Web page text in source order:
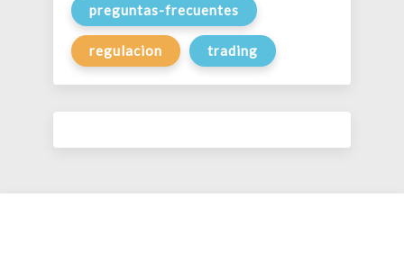
preguntas-frecuentes
regulacion trading